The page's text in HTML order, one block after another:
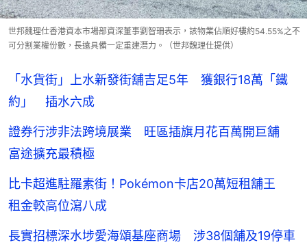
世邦魏理仕香港資本市場部資深董事劉智珊表示，該物業佔順好樓約54.55%之不
可分割業權份數，長遠具備一定重建潛力。（世邦魏理仕提供）
「水貨街」上水新發街舖吉足5年 獲銀行18萬「鐵
約」 插水六成
證券行涉非法跨境展業 旺區插旗月花百萬開巨舖
富途擴充最積極
比卡超進駐羅素街！Pokémon卡店20萬短租舖王
租金較高位瀉八成
長實招標深水埗愛海頌基座商場 涉38個舖及19停車